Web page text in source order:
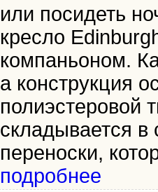
или посидеть
кресло
компаньоном.
а конструкция
полиэстеровой
складывается в
переноски,
подробнее